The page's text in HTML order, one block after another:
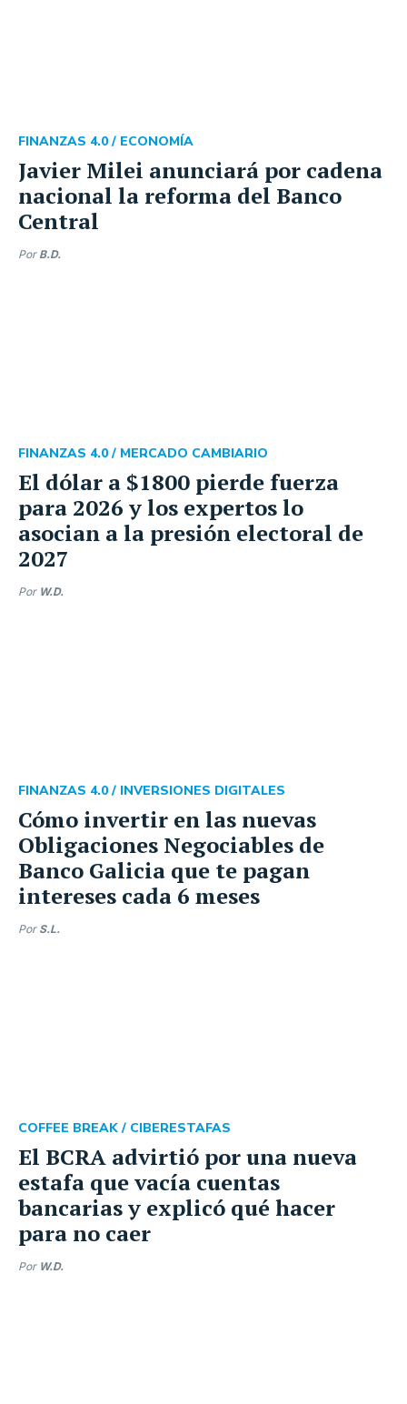
Javier Milei anunciará por cadena
nacional la reforma del Banco
Central
FINANZAS 4.0 / ECONOMÍA
Por B.D.
El dólar a $1800 pierde fuerza
para 2026 y los expertos lo
asocian a la presión electoral de
2027
FINANZAS 4.0 / MERCADO CAMBIARIO
Por W.D.
Cómo invertir en las nuevas
Obligaciones Negociables de
Banco Galicia que te pagan
intereses cada 6 meses
FINANZAS 4.0 / INVERSIONES DIGITALES
Por S.L.
El BCRA advirtió por una nueva
estafa que vacía cuentas
bancarias y explicó qué hacer
para no caer
COFFEE BREAK / CIBERESTAFAS
Por W.D.